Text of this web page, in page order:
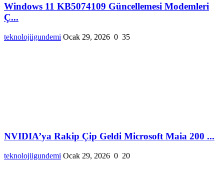
Windows 11 KB5074109 Güncellemesi Modemleri
Ç...
teknolojiigundemi Ocak 29, 2026 0 35
NVIDIA’ya Rakip Çip Geldi Microsoft Maia 200 ...
teknolojiigundemi Ocak 29, 2026 0 20